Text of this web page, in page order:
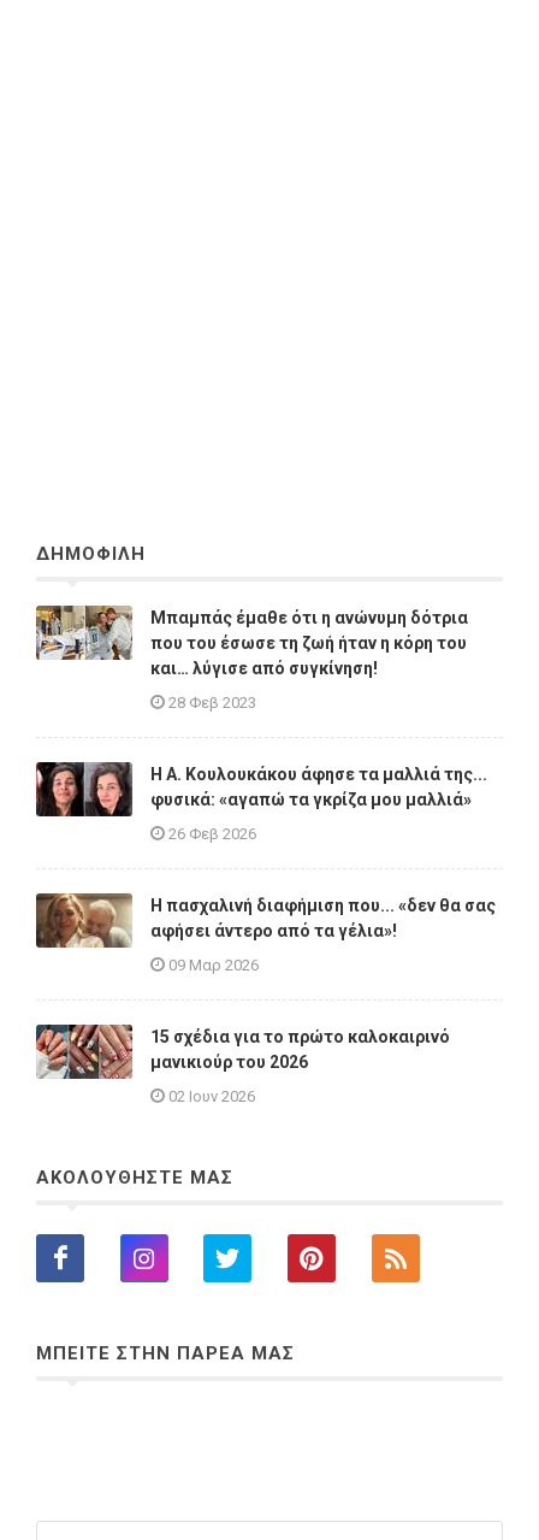
ΔΗΜΟΦΙΛΗ
Μπαμπάς έμαθε ότι η ανώνυμη δότρια
που του έσωσε τη ζωή ήταν η κόρη του
και… λύγισε από συγκίνηση!
28 Φεβ 2023
Η A. Κουλουκάκου άφησε τα μαλλιά της...
φυσικά: «αγαπώ τα γκρίζα μου μαλλιά»
26 Φεβ 2026
Η πασχαλινή διαφήμιση που... «δεν θα σας
αφήσει άντερο από τα γέλια»!
09 Μαρ 2026
15 σχέδια για το πρώτο καλοκαιρινό
μανικιούρ του 2026
02 Ιουν 2026
ΑΚΟΛΟΥΘΗΣΤΕ ΜΑΣ
ΜΠΕΙΤΕ ΣΤΗΝ ΠΑΡΕΑ ΜΑΣ